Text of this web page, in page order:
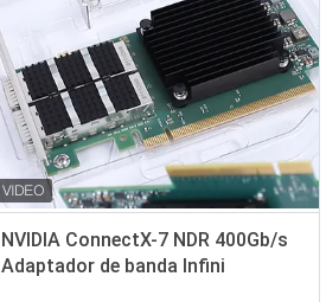
NVIDIA ConnectX-7 NDR 400Gb/s
Adaptador de banda Infini